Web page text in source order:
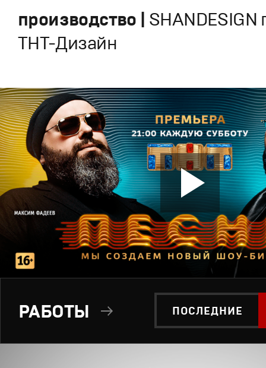
производство | SHANDESIGN
ТНТ-Дизайн
ПОСЛЕДНИЕ
РАБОТЫ